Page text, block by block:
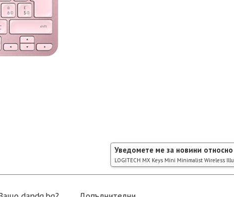
Уведомете ме за новини относно
LOGITECH MX Keys Mini Minimalist Wireless